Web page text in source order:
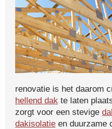
renovatie is het daarom
hellend dak te laten
zorgt voor een stevige
dakisolatie en duurzame